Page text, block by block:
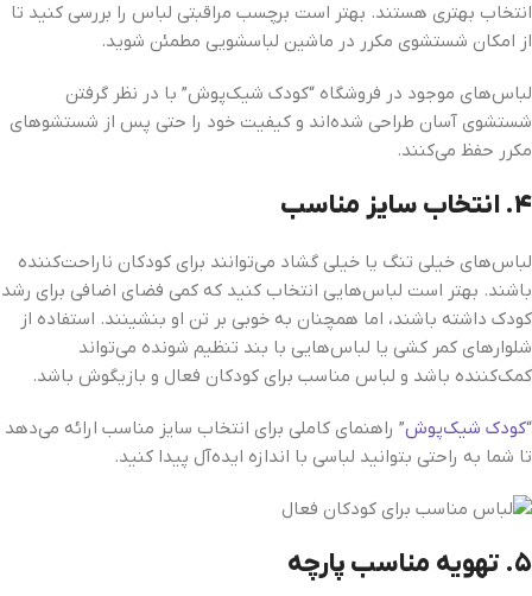
انتخاب بهتری هستند. بهتر است برچسب مراقبتی لباس را بررسی کنید تا
از امکان شستشوی مکرر در ماشین لباسشویی مطمئن شوید.
لباس‌های موجود در فروشگاه “کودک شیک‌پوش” با در نظر گرفتن
شستشوی آسان طراحی شده‌اند و کیفیت خود را حتی پس از شستشوهای
مکرر حفظ می‌کنند.
۴. انتخاب سایز مناسب
لباس‌های خیلی تنگ یا خیلی گشاد می‌توانند برای کودکان ناراحت‌کننده
باشند. بهتر است لباس‌هایی انتخاب کنید که کمی فضای اضافی برای رشد
کودک داشته باشند، اما همچنان به خوبی بر تن او بنشینند. استفاده از
شلوارهای کمر کشی یا لباس‌هایی با بند تنظیم شونده می‌تواند
کمک‌کننده باشد و لباس مناسب برای کودکان فعال و بازیگوش باشد.
“کودک شیک‌پوش” راهنمای کاملی برای انتخاب سایز مناسب ارائه می‌دهد
تا شما به راحتی بتوانید لباسی با اندازه ایده‌آل پیدا کنید.
۵. تهویه مناسب پارچه